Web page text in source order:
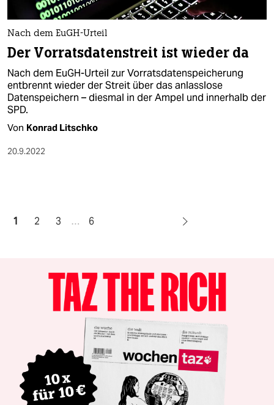
Nach dem EuGH-Urteil
Der Vorratsdatenstreit ist wieder da
Nach dem EuGH-Urteil zur Vorratsdatenspeicherung
entbrennt wieder der Streit über das anlasslose
Datenspeichern – diesmal in der Ampel und innerhalb der
SPD.
Von Konrad Litschko
20.9.2022
1 2 3 … 6